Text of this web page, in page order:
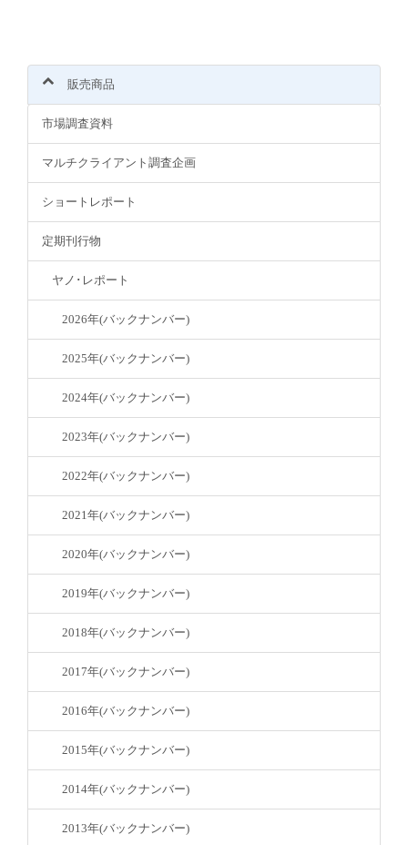
販売商品
市場調査資料
マルチクライアント調査企画
ショートレポート
定期刊行物
ヤノ･レポート
2026年(バックナンバー)
2025年(バックナンバー)
2024年(バックナンバー)
2023年(バックナンバー)
2022年(バックナンバー)
2021年(バックナンバー)
2020年(バックナンバー)
2019年(バックナンバー)
2018年(バックナンバー)
2017年(バックナンバー)
2016年(バックナンバー)
2015年(バックナンバー)
2014年(バックナンバー)
2013年(バックナンバー)